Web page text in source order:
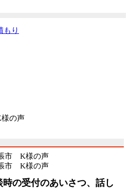
もり
の声
の受付のあいさつ、話し